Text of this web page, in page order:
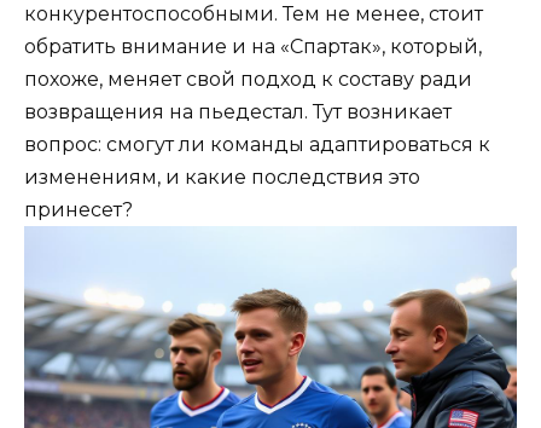
конкурентоспособными. Тем не менее, стоит
обратить внимание и на «Спартак», который,
похоже, меняет свой подход к составу ради
возвращения на пьедестал. Тут возникает
вопрос: смогут ли команды адаптироваться к
изменениям, и какие последствия это
принесет?